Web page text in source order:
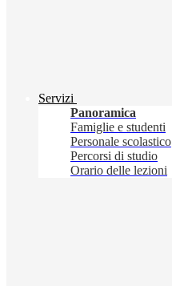
Servizi
Panoramica
Famiglie e studenti
Personale scolastico
Percorsi di studio
Orario delle lezioni